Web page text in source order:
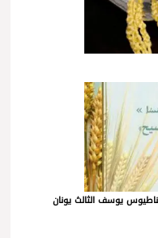
مار اغناطيوس يوسف الثالث يونان